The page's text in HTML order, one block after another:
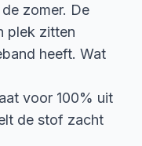
zomer. De
plek zitten
heeft. Wat
voor 100% uit
de stof zacht